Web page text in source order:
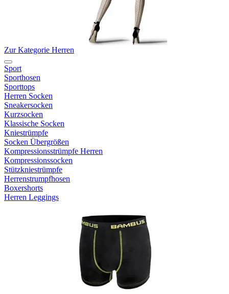
Zur Kategorie Herren
Sport
Sporthosen
Sporttops
Herren Socken
Sneakersocken
Kurzsocken
Klassische Socken
Kniestrümpfe
Socken Übergrößen
Kompressionsstrümpfe Herren
Kompressionssocken
Stützkniestrümpfe
Herrenstrumpfhosen
Boxershorts
Herren Leggings